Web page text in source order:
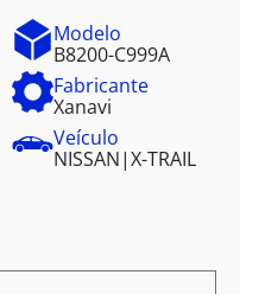
Modelo
B8200-C999A
Fabricante
Xanavi
Veículo
NISSAN|X-TRAIL